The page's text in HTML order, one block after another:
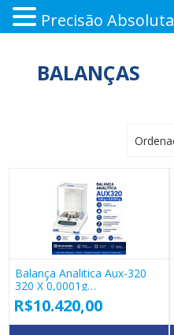
paraBALANÇAS
Balança Analitica Aux-320
320 X 0,0001g
Marte/shimadzu
R$10.420,00
Precisão Absoluta